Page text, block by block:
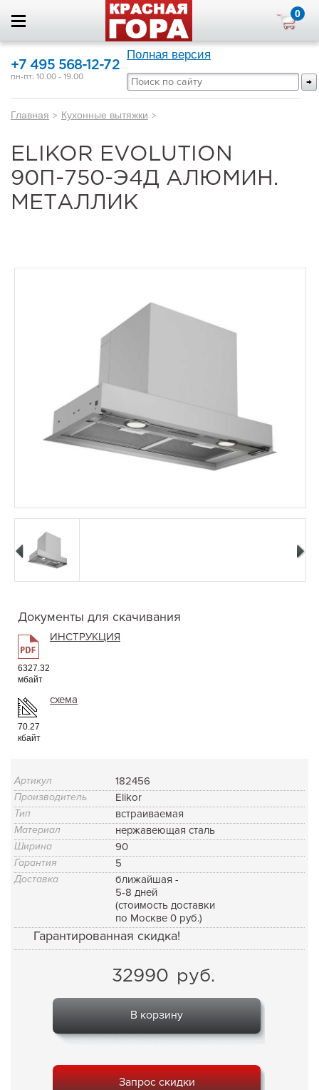
0
+7 495 568-12-72
пн-пт: 10.00 - 19.00
Полная версия
Главная > Кухонные вытяжки >
ELIKOR EVOLUTION
90П-750-Э4Д АЛЮМИН.
МЕТАЛЛИК
Документы для скачивания
6327.32
мбайт
ИНСТРУКЦИЯ
70.27
кбайт
схема
Артикул 182456
Производитель Elikor
Тип встраиваемая
Материал нержавеющая сталь
Ширина 90
Гарантия 5
Доставка
ближайшая -
5-8 дней
(стоимость доставки
по Москве 0 руб.)
Гарантированная скидка!
32990 руб.
В корзину
Запрос скидки